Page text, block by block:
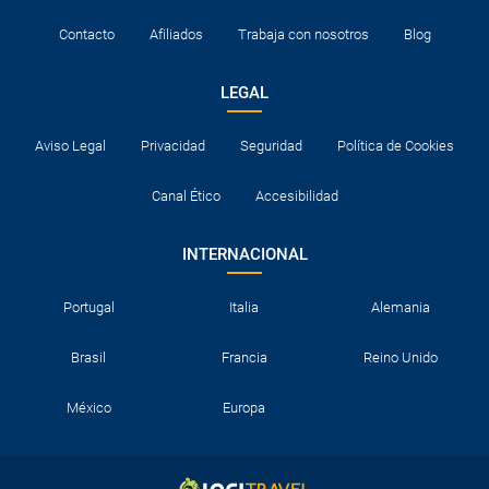
Contacto Afiliados Trabaja con nosotros Blog
LEGAL
Aviso Legal Privacidad Seguridad Política de Cookies
Canal Ético Accesibilidad
INTERNACIONAL
Portugal Italia Alemania
Brasil Francia Reino Unido
México Europa